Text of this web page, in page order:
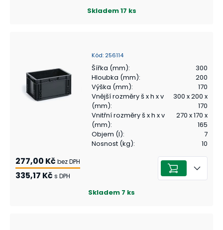
Skladem17 ks
Kód: 256114
Šířka (mm):
300
Hloubka (mm):
200
Výška (mm):
170
Vnější rozměry š x h x v
(mm):
300 x 200 x
170
Vnitřní rozměry š x h x v
(mm):
270 x 170 x
165
Objem (l):
7
Nosnost (kg): 10
277,00 Kč bez DPH
335,17 Kč s DPH
Skladem 7 ks